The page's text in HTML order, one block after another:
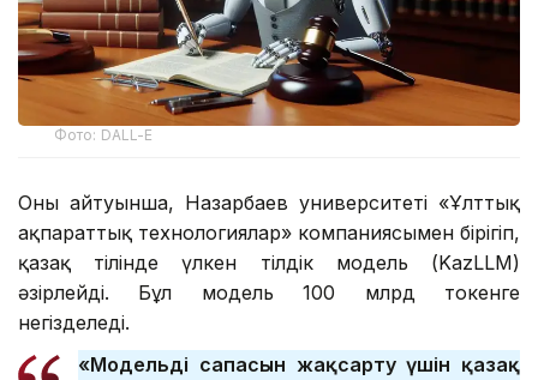
Фото: DALL-E
Оның айтуынша, Назарбаев университеті «Ұлттық
ақпараттық технологиялар» компаниясымен бірігіп,
қазақ тілінде үлкен тілдік модель (KazLLM)
әзірлейді. Бұл модель 100 млрд токенге
негізделеді.
«Модельдің сапасын жақсарту үшін қазақ